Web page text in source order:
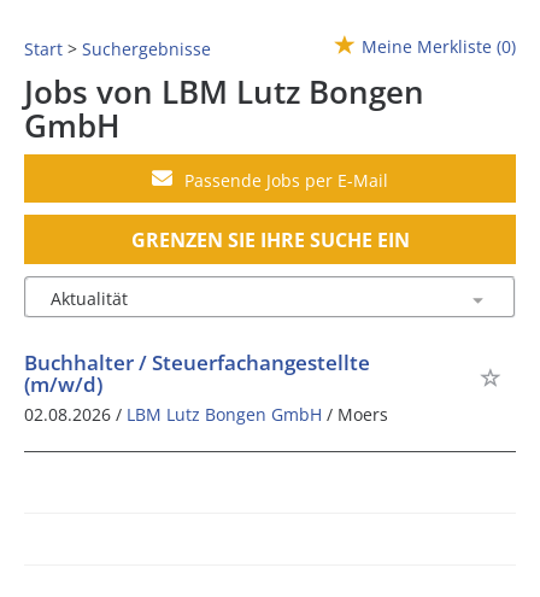
Start Suchergebnisse Meine Merkliste (0)
Jobs von LBM Lutz Bongen
GmbH
Passende Jobs per E-Mail
GRENZEN SIE IHRE SUCHE EIN
Buchhalter / Steuerfachangestellte
(m/w/d)
02.08.2026 / LBM Lutz Bongen GmbH / Moers